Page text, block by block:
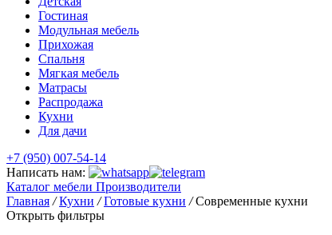
Гостиная
Модульная мебель
Прихожая
Спальня
Мягкая мебель
Матрасы
Распродажа
Кухни
Для дачи
+7 (950) 007-54-14
Написать нам:
Каталог мебели Производители
Главная / Кухни / Готовые кухни / Современные кухни
Открыть фильтры